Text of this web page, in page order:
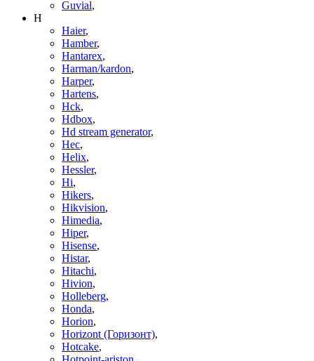
Guvial,
H
Haier,
Hamber,
Hantarex,
Harman/kardon,
Harper,
Hartens,
Hck,
Hdbox,
Hd stream generator,
Hec,
Helix,
Hessler,
Hi,
Hikers,
Hikvision,
Himedia,
Hiper,
Hisense,
Histar,
Hitachi,
Hivion,
Holleberg,
Honda,
Horion,
Horizont (Горизонт),
Hotcake,